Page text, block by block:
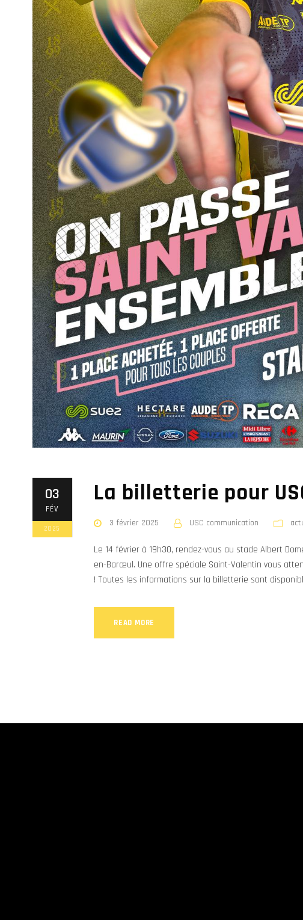
03
FÉV
2025
La billetterie pour
3 février 2025 USC communication
Le 14 février à 19h30, rendez-vous au stade Albert
en-Barœul. Une offre spéciale Saint-Valentin vous
! Toutes les informations sur la billetterie sont
READ MORE